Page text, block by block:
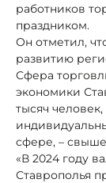
работников
праздником.
Он отметил,
развитию
Сфера
экономики
тысяч
сфере, –
«В 2024 году
Ставрополья